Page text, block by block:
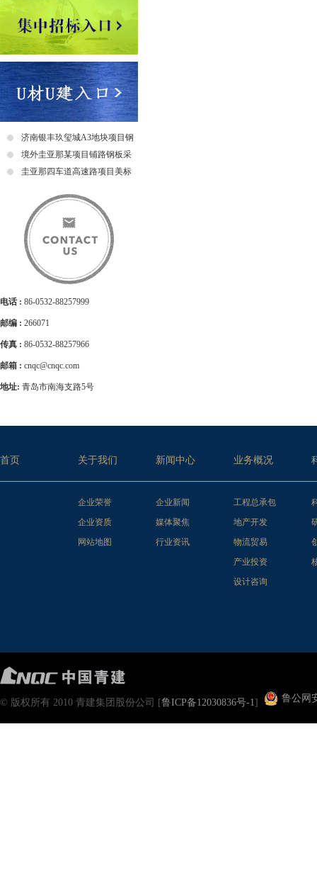
济南银丰玖玺城A3地块项目钢
爬梯采购及安装招标中标公示
境外圭亚那某项目铺路钢板采
购招标公告
圭亚那四车道高速路项目美标
电话 : 86-0532-88257999
邮编 : 266071
传真 : 86-0532-88257966
邮箱 : cnqc@cnqc.com
地址: 青岛市南海支路5号
首页 关于我们 新闻中心 业务概况
企业荣誉
企业资质
网站地图
企业新闻
媒体聚焦
行业资讯
工程总承包
地产开发
物流贸易
产业投资
设计咨询
© 版权所有 2010 青建集团股份公司 [鲁ICP备12030836号-1] 鲁公网